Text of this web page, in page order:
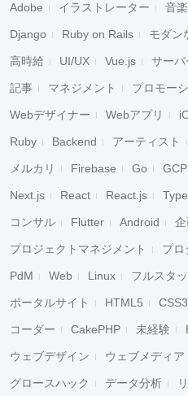
Adobe イラストレーター 音楽
Django Ruby on Rails モダン
高時給 UI/UX Vue.js サーバ
記事 マネジメント プロモー
Webデザイナー Webアプリ
Ruby Backend アーティスト
メルカリ Firebase Go GCP
Next.js React React.js
コンサル Flutter Android
プロジェクトマネジメント プロ
PdM Web Linux フルスタ
ポータルサイト HTML5 CSS3
コーダー CakePHP 未経験
ウェブデザイン ウェブメディア
グロースハック データ分析